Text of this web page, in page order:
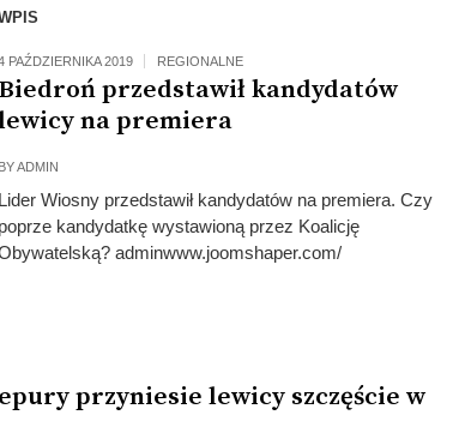
PAŹDZIERNIKA 2019 REGIONALNE
Biedroń przedstawił kandydatów
na premiera
BYADMIN
Lider Wiosny przedstawił kandydatów na premiera. Czy
poprze kandydatkę wystawioną przez Koalicję
adminwww.joomshaper.com/
przyniesie lewicy szczęście w